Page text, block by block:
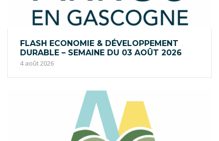
FLASH ECONOMIE & DÉVELOPPEMENT
DURABLE – SEMAINE DU 03 AOÛT 2026
4 août 2026